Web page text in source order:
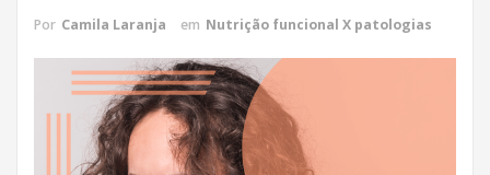
Por Camila Laranja em Nutrição funcional X patologias